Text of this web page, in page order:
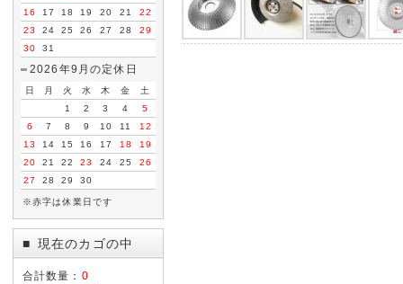
16
17 18 19 20 21
22
23
24 25 26 27 28
29
30
31
2026年9月の定休日
日 月 火 水 木 金
土
1
2 3 4
5
6
7 8 9 10 11
12
13
14 15 16 17 18
19
20
21 22 23 24 25
26
27
28 29 30
※赤字は休業日です
■ 現在のカゴの中
合計数量： 0